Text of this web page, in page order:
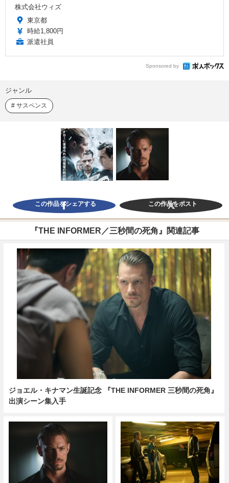
株式会社ウィズ
東京都
時給1,800円
派遣社員
Sponsored by
ジャンル
サスペンス
この作品をシェアする この作品をポスト
『THE INFORMER／三秒間の死角』関連記事
ジョエル・キナマン生誕記念 『THE INFORMER 三秒間の死角』
出演シーン集入手